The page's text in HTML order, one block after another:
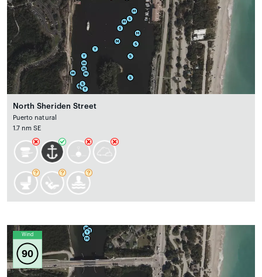
North Sheriden Street
Puerto natural
1.7 nm SE
Wind
90